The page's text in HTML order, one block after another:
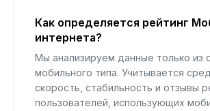
Как определяется рейтинг
интернета?
Мы анализируем данные только из
мобильного типа. Учитывается
скорость, стабильность и отзывы
пользователей, использующих